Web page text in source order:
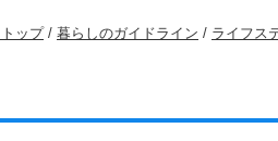
ップ/ 暮らしのガイドライン / ライフス